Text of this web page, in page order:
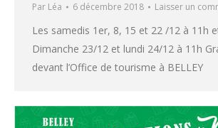
Par Léa 6 décembre 2018 Laisser un
Les samedis 1er, 8, 15 et 22 /12 à 11h
Dimanche 23/12 et lundi 24/12 à 11h
devant l’Office de tourisme à BELLEY